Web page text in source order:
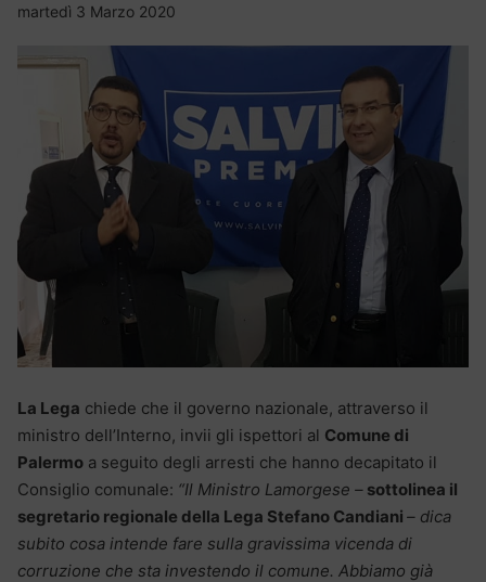
martedì 3 Marzo 2020
La Lega chiede che il governo nazionale, attraverso il
ministro dell’Interno, invii gli ispettori al Comune di
Palermo a seguito degli arresti che hanno decapitato il
Consiglio comunale: “Il Ministro Lamorgese – sottolinea il
segretario regionale della Lega Stefano Candiani – dica
subito cosa intende fare sulla gravissima vicenda di
corruzione che sta investendo il comune. Abbiamo già